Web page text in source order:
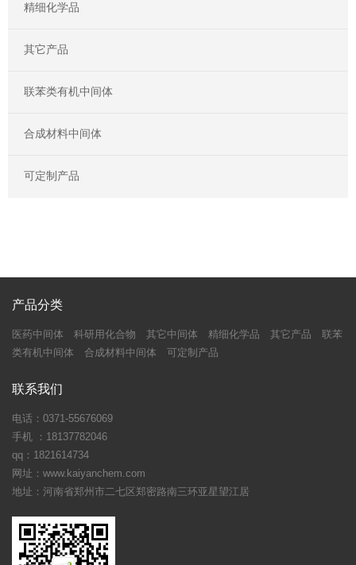
精细化学品
其它产品
联苯类有机中间体
合成材料中间体
可定制产品
产品分类
医药中间体 科研用化合物 其它中间体 精细化学品 其它产品
联苯
类有机中间体
合成材料中间体 可定制产品
联系我们
电话：0371-55676069
手机 ：18137782046
qq：1821614734
网址：www.kaiyanchem.com
地址：河南省郑州市二七区郑密路南三环亚星望江居